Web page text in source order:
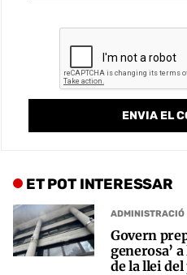
ET POT INTERESSAR
ADMINISTRACIÓ
Govern
generosa’
de la llei